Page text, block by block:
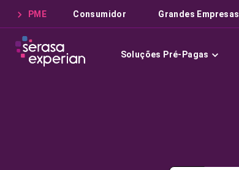
PME Consumidor Grandes Empresas
Soluções Pré-Pagas